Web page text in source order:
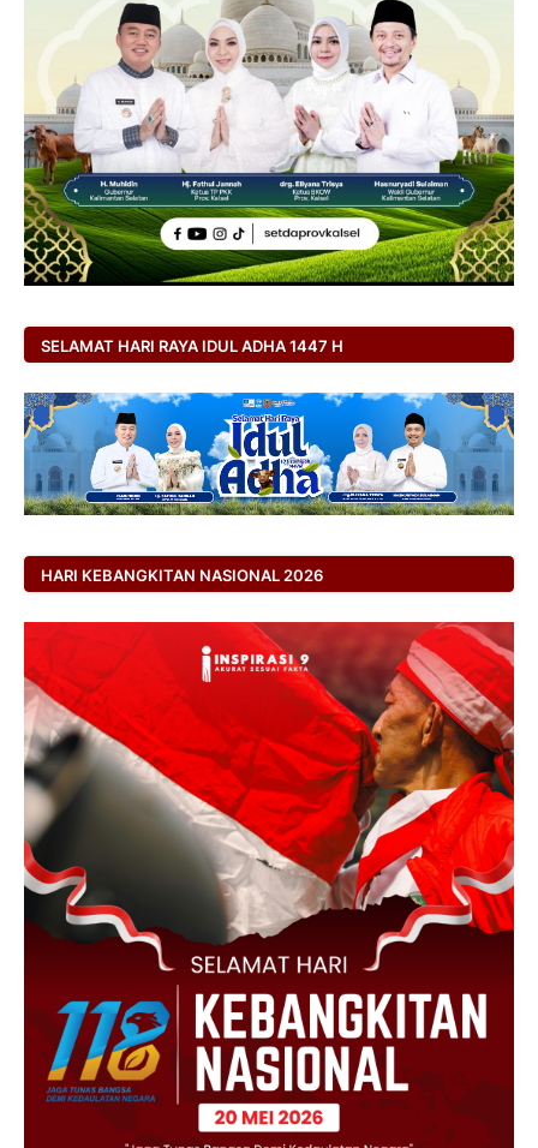
SELAMAT HARI RAYA IDUL ADHA 1447 H
HARI KEBANGKITAN NASIONAL 2026